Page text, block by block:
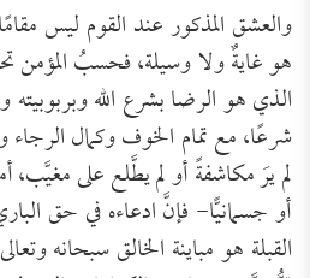
والعشق المذكور عند القوم ليس
هو غايةٌ ولا وسيلة، فحسبُ المؤمن
الذي هو الرضا بشرع الله وبربوبيته
شرعًا، مع تمام الخوف وكمال
لم يرَ مكاشفةً أو لم يطَّلع على مغيَّب،
أو جسمانيًّا- فإنَّ ادعاءه في حق
القبلة هو مباينة الخالق سبحانه